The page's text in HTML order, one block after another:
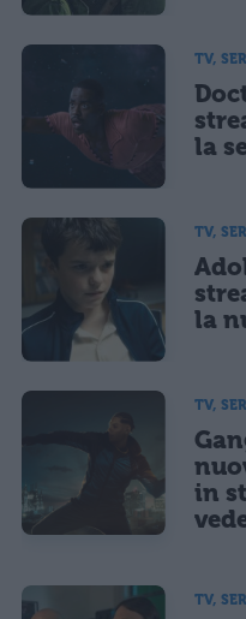
TV,
la
TV,
la
TV,
in
TV,